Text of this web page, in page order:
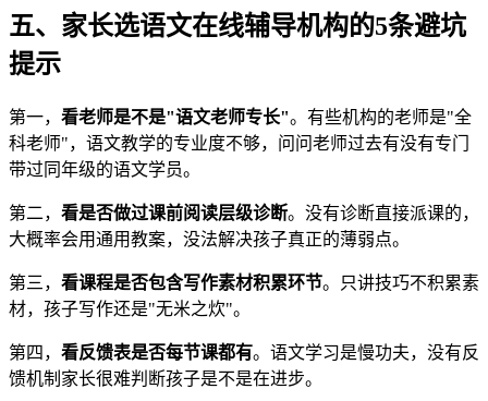
五、家长选语文在线辅导机构的5条避坑
提示
第一， 看老师是不是"语文老师专长"。有些机构的老师是"全
科老师"，语文教学的专业度不够，问问老师过去有没有专门
带过同年级的语文学员。
第二， 看是否做过课前阅读层级诊断。没有诊断直接派课的，
大概率会用通用教案，没法解决孩子真正的薄弱点。
第三， 看课程是否包含写作素材积累环节。只讲技巧不积累素
材，孩子写作还是"无米之炊"。
第四， 看反馈表是否每节课都有。语文学习是慢功夫，没有反
馈机制家长很难判断孩子是不是在进步。